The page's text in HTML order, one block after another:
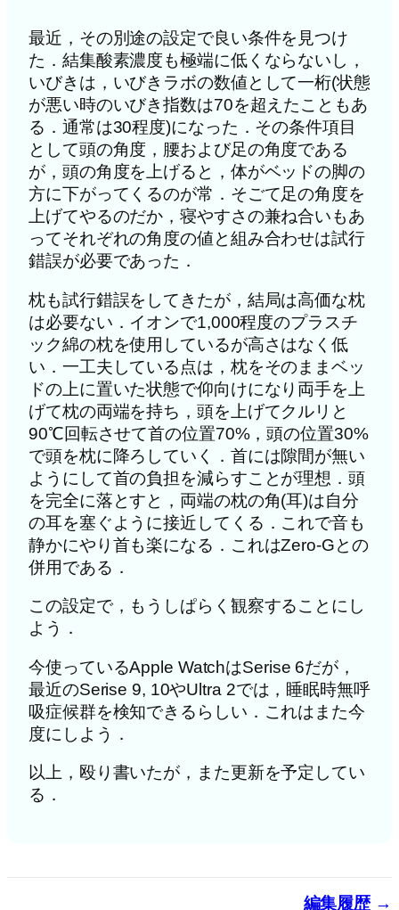
最近，その別途の設定で良い条件を見つけ
た．結集酸素濃度も極端に低くならないし，
いびきは，いびきラボの数値として一桁(状態
が悪い時のいびき指数は70を超えたこともあ
る．通常は30程度)になった．その条件項目
として頭の角度，腰および足の角度である
が，頭の角度を上げると，体がベッドの脚の
方に下がってくるのが常．そごて足の角度を
上げてやるのだか，寝やすさの兼ね合いもあ
ってそれぞれの角度の値と組み合わせは試行
錯誤が必要であった．
枕も試行錯誤をしてきたが，結局は高価な枕
は必要ない．イオンで1,000程度のプラスチ
ック綿の枕を使用しているが高さはなく低
い．一工夫している点は，枕をそのままベッ
ドの上に置いた状態で仰向けになり両手を上
げて枕の両端を持ち，頭を上げてクルリと
90℃回転させて首の位置70%，頭の位置30%
で頭を枕に降ろしていく．首には隙間が無い
ようにして首の負担を減らすことが理想．頭
を完全に落とすと，両端の枕の角(耳)は自分
の耳を塞ぐように接近してくる．これで音も
静かにやり首も楽になる．これはZero-Gとの
併用である．
この設定で，もうしぱらく観察することにし
よう．
今使っているApple WatchはSerise 6だが，
最近のSerise 9, 10やUltra 2では，睡眠時無呼
吸症候群を検知できるらしい．これはまた今
度にしよう．
以上，殴り書いたが，また更新を予定してい
る．
編集履歴 →